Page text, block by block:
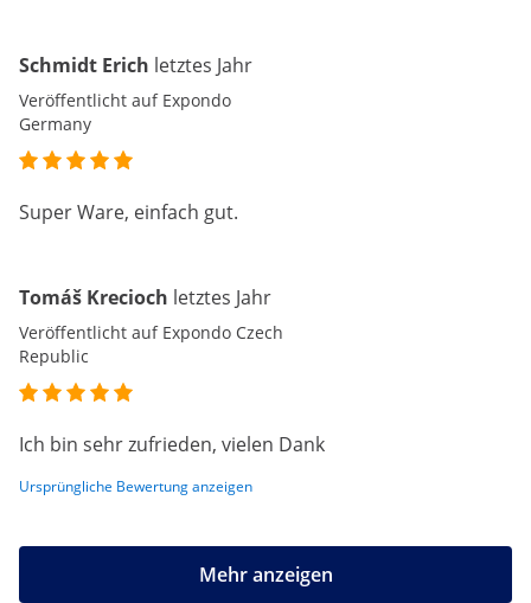
Schmidt Erich letztes Jahr
Veröffentlicht auf Expondo
Germany
Super Ware, einfach gut.
Tomáš Krecioch letztes Jahr
Veröffentlicht auf Expondo Czech
Republic
Ich bin sehr zufrieden, vielen Dank
Ursprüngliche Bewertung anzeigen
Mehr anzeigen